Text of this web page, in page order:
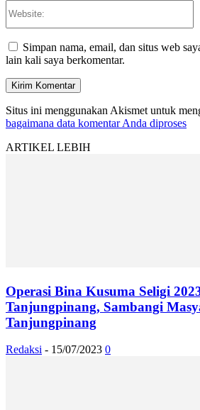
Simpan nama, email, dan situs web
lain kali saya berkomentar.
Situs ini menggunakan Akismet untuk
bagaimana data komentar Anda diproses
ARTIKEL LEBIH
Operasi Bina Kusuma Seligi
Tanjungpinang, Sambangi
Tanjungpinang
Redaksi - 15/07/2023 0